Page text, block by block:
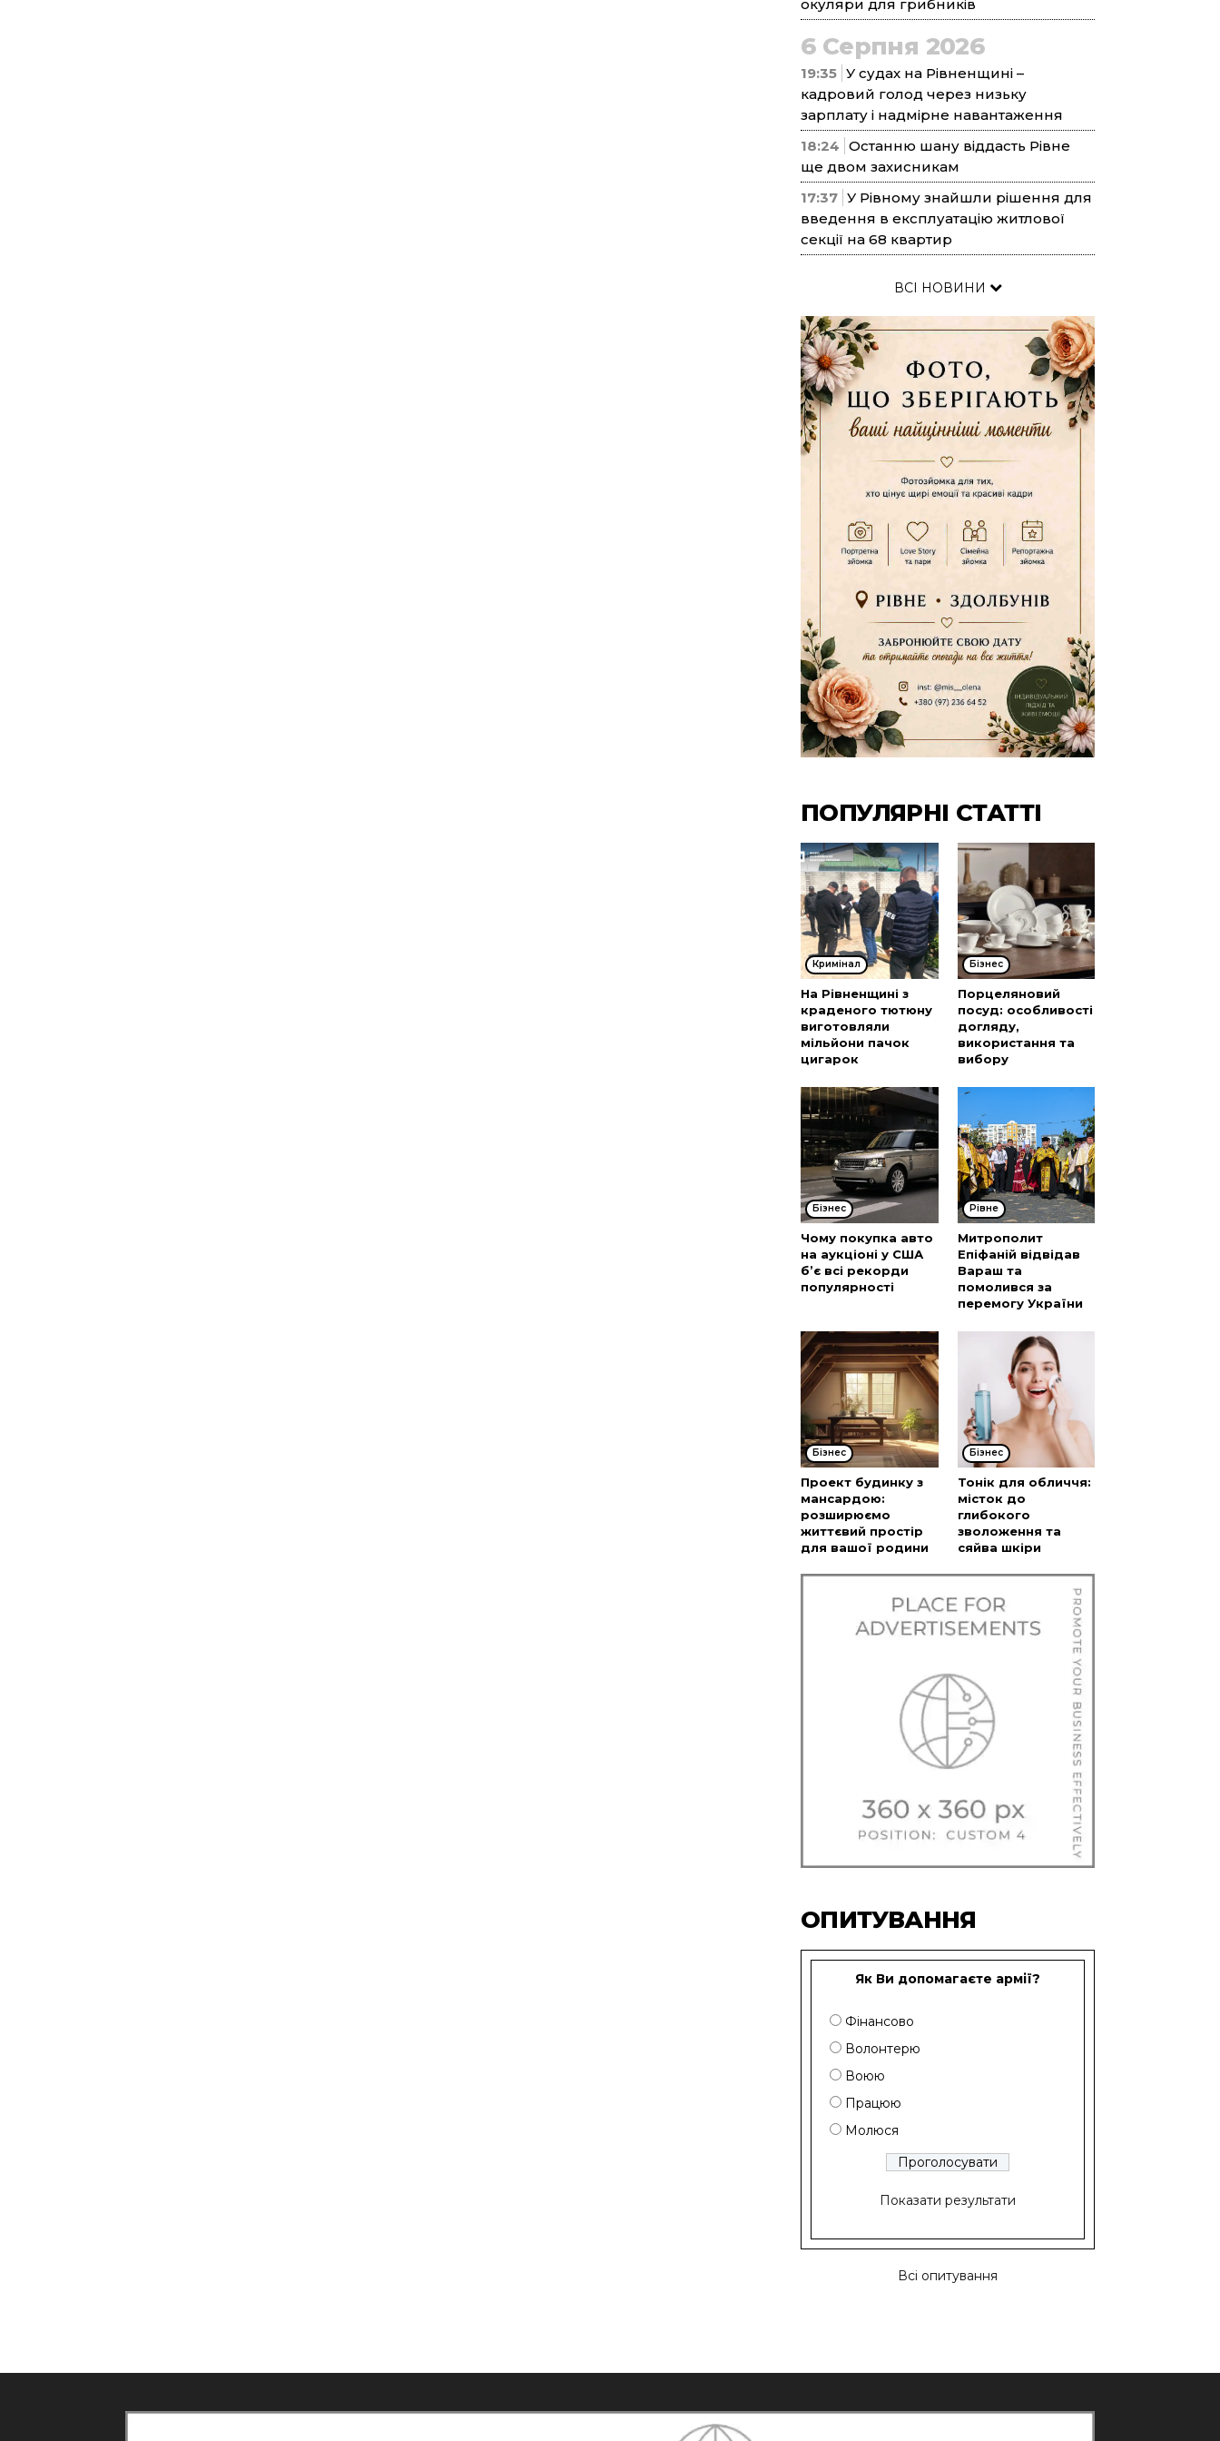
окуляри для грибників
6 Серпня 2026
19:35 У судах на Рівненщині –
кадровий голод через низьку
зарплату і надмірне навантаження
18:24 Останню шану віддасть Рівне
ще двом захисникам
17:37 У Рівному знайшли рішення для
введення в експлуатацію житлової
секції на 68 квартир
ВСІ НОВИНИ
ПОПУЛЯРНІ СТАТТІ
Кримінал
На Рівненщині з
краденого тютюну
виготовляли
мільйони пачок
цигарок
Бізнес
Порцеляновий
посуд: особливості
догляду,
використання та
вибору
Бізнес
Чому покупка авто
на аукціоні у США
б’є всі рекорди
популярності
Рівне
Митрополит
Епіфаній відвідав
Вараш та
помолився за
перемогу України
Бізнес
Проект будинку з
мансардою:
розширюємо
життєвий простір
для вашої родини
Бізнес
Тонік для обличчя:
місток до
глибокого
зволоження та
сяйва шкіри
ОПИТУВАННЯ
Як Ви допомагаєте армії?
Фінансово
Волонтерю
Воюю
Працюю
Молюся
Показати результати
Всі опитування